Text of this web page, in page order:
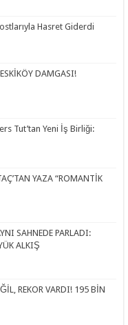
Hasret Giderdi
DAMGASI!
Tut’tan Yeni İş Birliği:
YAZA “ROMANTİK
SAHNEDE PARLADI:
ALKIŞ
REKOR VARDI! 195 BİN